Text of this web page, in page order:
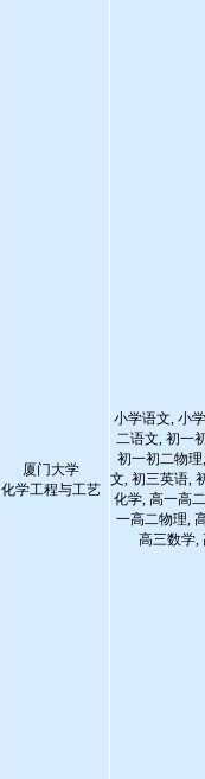
厦门大学
化学工程与工艺
小学语文, 小
二语文, 初一
初一初二物
文, 初三英语,
化学, 高一高
一高二物理,
高三数学,